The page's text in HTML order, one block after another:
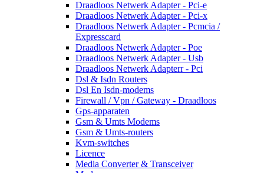
Draadloos Netwerk Adapter - Pci-e
Draadloos Netwerk Adapter - Pci-x
Draadloos Netwerk Adapter - Pcmcia /
Expresscard
Draadloos Netwerk Adapter - Poe
Draadloos Netwerk Adapter - Usb
Draadloos Netwerk Adapterr - Pci
Dsl & Isdn Routers
Dsl En Isdn-modems
Firewall / Vpn / Gateway - Draadloos
Gps-apparaten
Gsm & Umts Modems
Gsm & Umts-routers
Kvm-switches
Licence
Media Converter & Transceiver